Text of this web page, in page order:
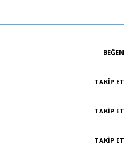
BEĞEN
TAKIP ET
TAKIP ET
TAKIP ET